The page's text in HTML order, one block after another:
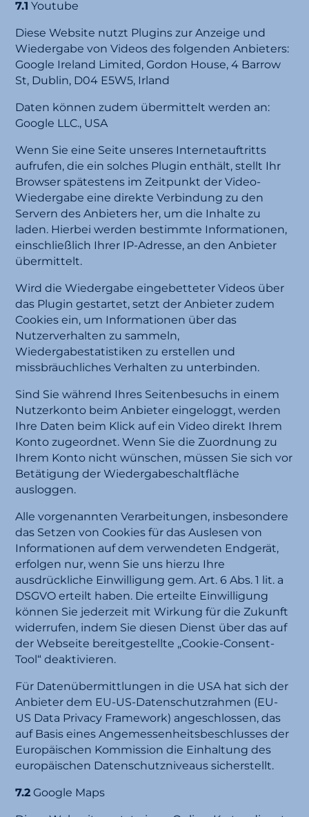
7.1 Youtube
Diese Website nutzt Plugins zur Anzeige und
Wiedergabe von Videos des folgenden Anbieters:
Google Ireland Limited, Gordon House, 4 Barrow
St, Dublin, D04 E5W5, Irland
Daten können zudem übermittelt werden an:
Google LLC., USA
Wenn Sie eine Seite unseres Internetauftritts
aufrufen, die ein solches Plugin enthält, stellt Ihr
Browser spätestens im Zeitpunkt der Video-
Wiedergabe eine direkte Verbindung zu den
Servern des Anbieters her, um die Inhalte zu
laden. Hierbei werden bestimmte Informationen,
einschließlich Ihrer IP-Adresse, an den Anbieter
übermittelt.
Wird die Wiedergabe eingebetteter Videos über
das Plugin gestartet, setzt der Anbieter zudem
Cookies ein, um Informationen über das
Nutzerverhalten zu sammeln,
Wiedergabestatistiken zu erstellen und
missbräuchliches Verhalten zu unterbinden.
Sind Sie während Ihres Seitenbesuchs in einem
Nutzerkonto beim Anbieter eingeloggt, werden
Ihre Daten beim Klick auf ein Video direkt Ihrem
Konto zugeordnet. Wenn Sie die Zuordnung zu
Ihrem Konto nicht wünschen, müssen Sie sich vor
Betätigung der Wiedergabeschaltfläche
ausloggen.
Alle vorgenannten Verarbeitungen, insbesondere
das Setzen von Cookies für das Auslesen von
Informationen auf dem verwendeten Endgerät,
erfolgen nur, wenn Sie uns hierzu Ihre
ausdrückliche Einwilligung gem. Art. 6 Abs. 1 lit. a
DSGVO erteilt haben. Die erteilte Einwilligung
können Sie jederzeit mit Wirkung für die Zukunft
widerrufen, indem Sie diesen Dienst über das auf
der Webseite bereitgestellte „Cookie-Consent-
Tool“ deaktivieren.
Für Datenübermittlungen in die USA hat sich der
Anbieter dem EU-US-Datenschutzrahmen (EU-
US Data Privacy Framework) angeschlossen, das
auf Basis eines Angemessenheitsbeschlusses der
Europäischen Kommission die Einhaltung des
europäischen Datenschutzniveaus sicherstellt.
7.2 Google Maps